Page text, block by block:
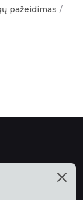
pažeidimas